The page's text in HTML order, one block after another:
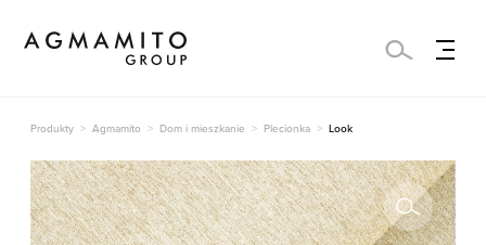
Produkty Agmamito Dom i mieszkanie Plecionka Look